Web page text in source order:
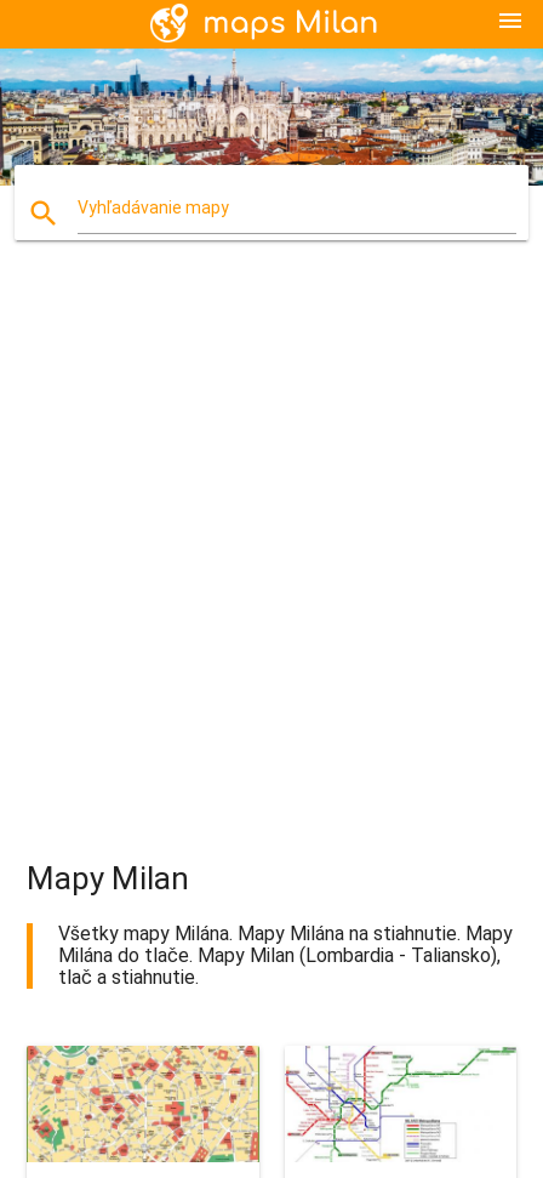
menu
search Vyhľadávanie mapy
Mapy Milan
Všetky mapy Milána. Mapy Milána na stiahnutie. Mapy
Milána do tlače. Mapy Milan (Lombardia - Taliansko),
tlač a stiahnutie.